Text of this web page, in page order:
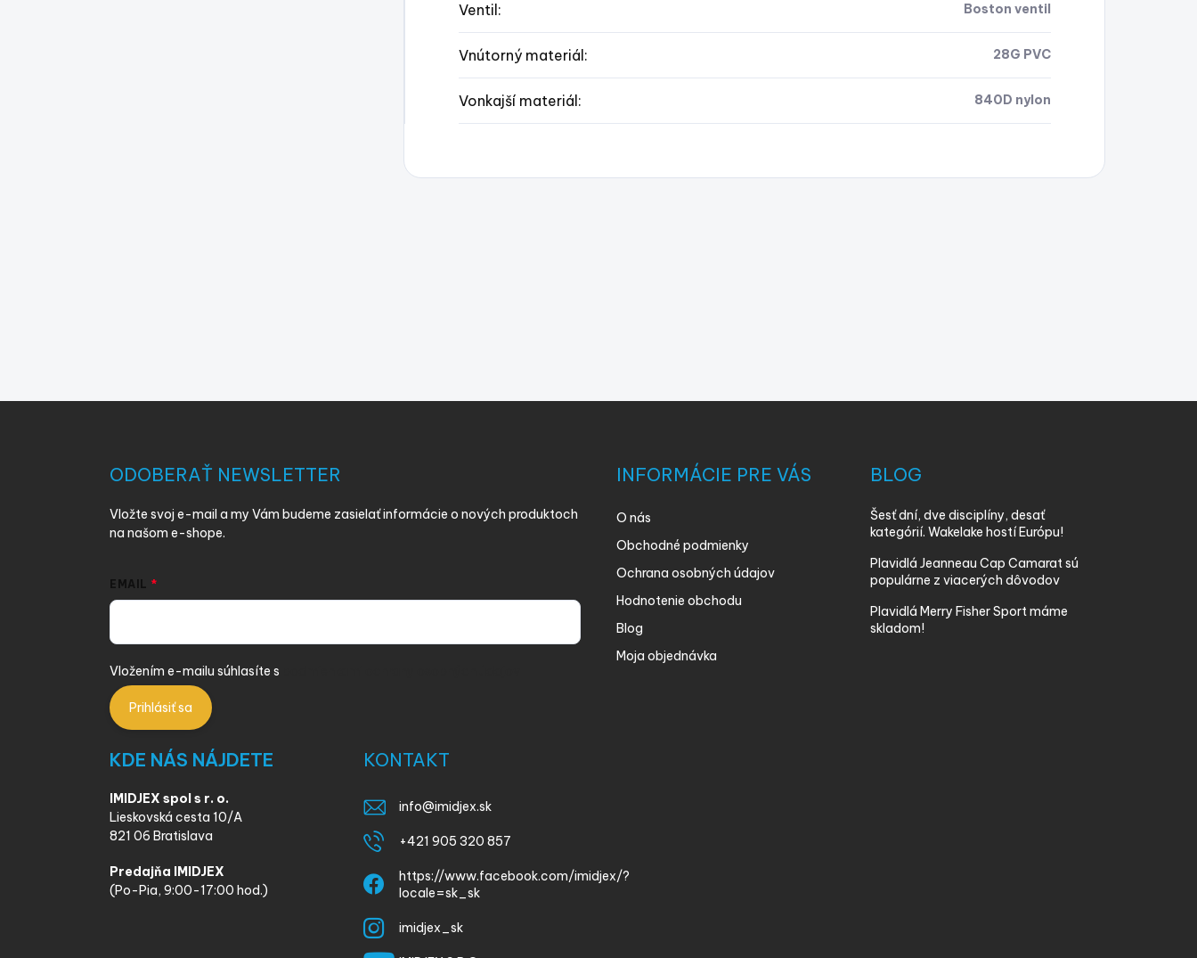
Ventil : Boston ventil
Vnútorný materiál : 28G PVC
Vonkajší materiál : 840D nylon
ODOBERAŤ NEWSLETTER
Vložte svoj e-mail a my Vám budeme zasielať informácie o nových produktoch
na našom e-shope.
EMAIL
Vložením e-mailu súhlasíte s
Prihlásiť sa
INFORMÁCIE PRE VÁS
O nás
Obchodné podmienky
Ochrana osobných údajov
Hodnotenie obchodu
Blog
Moja objednávka
BLOG
Šesť dní, dve disciplíny, desať
kategórií. Wakelake hostí Európu!
Plavidlá Jeanneau Cap Camarat sú
populárne z viacerých dôvodov
Plavidlá Merry Fisher Sport máme
skladom!
KDE NÁS NÁJDETE
IMIDJEX spol s r. o.
Lieskovská cesta 10/A
821 06 Bratislava
Predajňa IMIDJEX
(Po-Pia, 9:00-17:00 hod.)
KONTAKT
info@imidjex.sk
+421 905 320 857
https://www.facebook.com/imidjex/?
locale=sk_sk
imidjex_sk